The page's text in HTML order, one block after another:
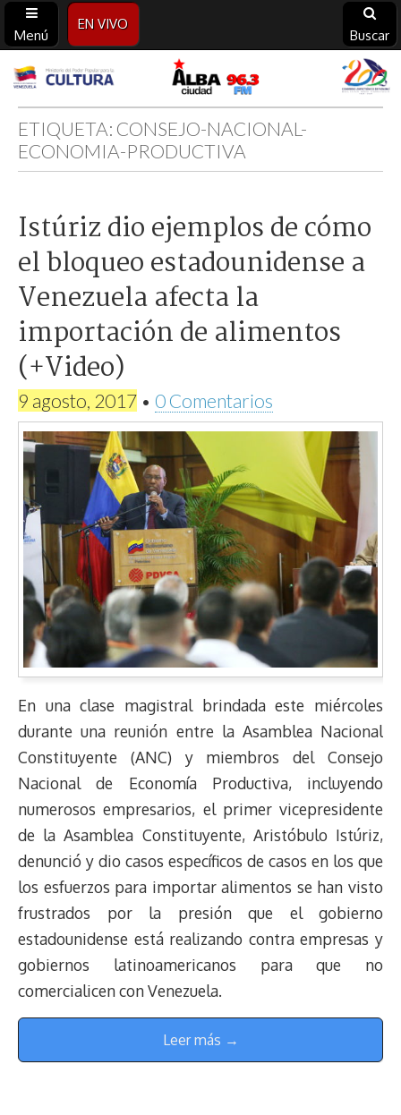
Menú
EN VIVO
Buscar
Alba
Ciudad
96.3
FM
ETIQUETA: CONSEJO-NACIONAL-
ECONOMIA-PRODUCTIVA
Istúriz dio ejemplos de cómo
el bloqueo estadounidense a
Venezuela afecta la
importación de alimentos
(+Video)
9 agosto, 2017 • 0 Comentarios
En una clase magistral brindada este miércoles
durante una reunión entre la Asamblea Nacional
Constituyente (ANC) y miembros del Consejo
Nacional de Economía Productiva, incluyendo
numerosos empresarios, el primer vicepresidente
de la Asamblea Constituyente, Aristóbulo Istúriz,
denunció y dio casos específicos de casos en los que
los esfuerzos para importar alimentos se han visto
frustrados por la presión que el gobierno
estadounidense está realizando contra empresas y
gobiernos latinoamericanos para que no
comercialicen con Venezuela.
Leer más →